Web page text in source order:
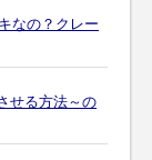
なの？クレー
せる方法～の